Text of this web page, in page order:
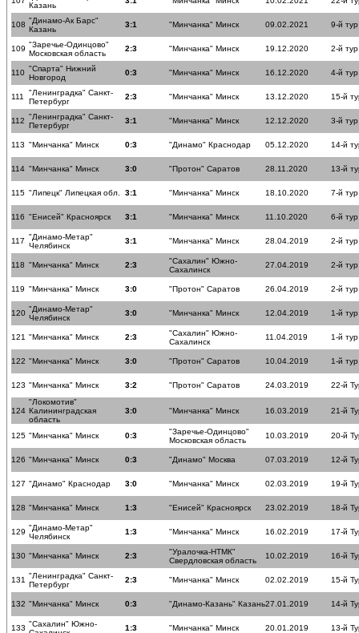
Казань
108 "Динамо-Ак Барс"
Казань
3:1 "Минчанка" Минск 09.02.2021 9-й тур
109 "Заречье-Одинцово"
Московская область
2:3 "Минчанка" Минск 19.12.2020 2-й тур
110 "Спарта" Нижний
Новгород
0:3 "Минчанка" Минск 16.12.2020 4-й тур
111
"Ленинградка" Санкт-
Петербург
2:3 "Минчанка" Минск 13.12.2020 15-й
112 "Ленинградка" Санкт-
Петербург
3:1 "Минчанка" Минск 12.12.2020 3-й тур
113 "Минчанка" Минск 0:3 "Динамо" Краснодар 05.12.2020 14-й
114 "Минчанка" Минск 3:0 "Протон" Саратов 28.11.2020 13-й
115 "Липецк" Липецкая обл. 3:1 "Минчанка" Минск 18.10.2020 7-й тур
116 "Енисей" Красноярск 3:1 "Минчанка" Минск 11.10.2020 6-й тур
117 "Динамо-Метар"
Челябинск
3:1 "Минчанка" Минск 28.04.2019 2-й
118 "Минчанка" Минск 2:3
"Сахалин" Южно-
Сахалинск
27.04.2019 2-й
119 "Минчанка" Минск 3:0 "Протон" Саратов 26.04.2019 2-й
120 "Динамо-Метар"
Челябинск
3:0 "Минчанка" Минск 12.04.2019 1-й
121 "Минчанка" Минск 2:3
"Сахалин" Южно-
Сахалинск
11.04.2019 1-й
122 "Минчанка" Минск 3:0 "Протон" Саратов 10.04.2019 1-й
123 "Минчанка" Минск 3:2 "Протон" Саратов 24.03.2019 22-й
124
"Локомотив"
Калининградская
область
3:0 "Минчанка" Минск 16.03.2019 21-й
125 "Минчанка" Минск 0:3
"Заречье-Одинцово"
Московская область
10.03.2019 20-й
126 "Минчанка" Минск 0:3 "Динамо" Москва 07.03.2019 12-й
127 "Динамо" Краснодар 3:0 "Минчанка" Минск 02.03.2019 19-й
128 "Минчанка" Минск 1:3 "Енисей" Красноярск 23.02.2019 18-й
129 "Динамо-Метар"
Челябинск
1:3 "Минчанка" Минск 16.02.2019 17-й
130 "Минчанка" Минск 2:3
"Уралочка-НТМК"
Свердловская область
10.02.2019 16-й
131 "Ленинградка" Санкт-
Петербург
2:3 "Минчанка" Минск 02.02.2019 15-й
132 "Минчанка" Минск 0:3 "Динамо-Казань" Казань27.01.2019 14-й
133 "Сахалин" Южно-
1:3 "Минчанка" Минск 20.01.2019 13-й